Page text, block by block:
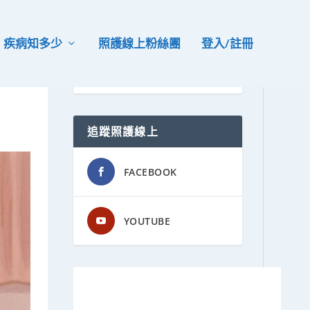
疾病知多少 照護線上粉絲團 登入/註冊
追蹤照護線上
FACEBOOK
YOUTUBE